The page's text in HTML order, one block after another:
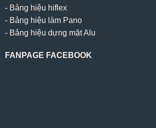
- Bảng hiệu hiflex
- Bảng hiệu làm Pano
- Bảng hiệu dựng mặt Alu
FANPAGE FACEBOOK